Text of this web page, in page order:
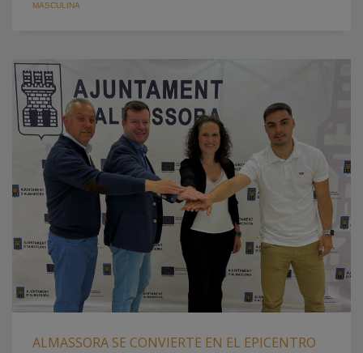
MASCULINA
ALMASSORA SE CONVIERTE EN EL EPICENTRO